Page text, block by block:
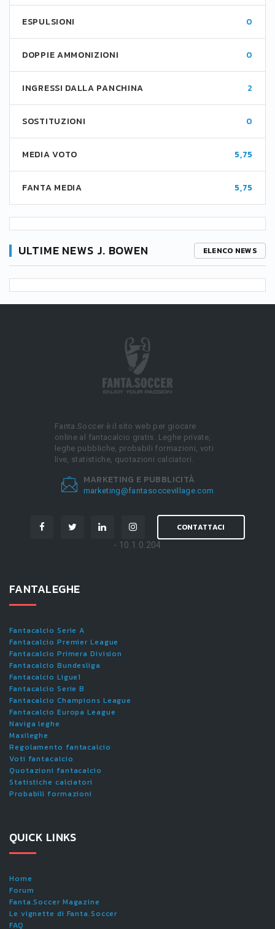
ESPULSIONI 0
DOPPIE AMMONIZIONI 0
INGRESSI DALLA PANCHINA 2
SOSTITUZIONI 0
MEDIA VOTO 5,75
FANTA MEDIA 5,75
ULTIME NEWS J. BOWEN ELENCO NEWS
Fanta.Soccer è il sito web per giocare
online al fantacalcio gratis. Leghe private,
leghe pubbliche, probabili formazioni, voti
live, statistiche, quotazioni calciatori.
MARKETING E PUBBLICITÀ
marketing@fantasoccevillage.com
CONTATTACI
- 10.1.0.204
FANTALEGHE
Fantacalcio Serie A
Fantacalcio Premier League
Fantacalcio Primera Division
Fantacalcio Bundesliga
Fantacalcio Ligue1
Fantacalcio Serie B
Fantacalcio Champions League
Fantacalcio Europa League
Naviga leghe
Maxileghe
Regolamento fantacalcio
Voti fantacalcio
Quotazioni fantacalcio
Statistiche calciatori
Probabili formazioni
QUICK LINKS
Home
Forum
Fanta.Soccer Magazine
Le vignette di Fanta.Soccer
FAQ